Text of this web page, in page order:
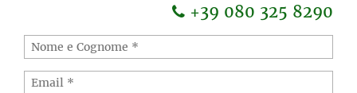
+39 080 325 8290